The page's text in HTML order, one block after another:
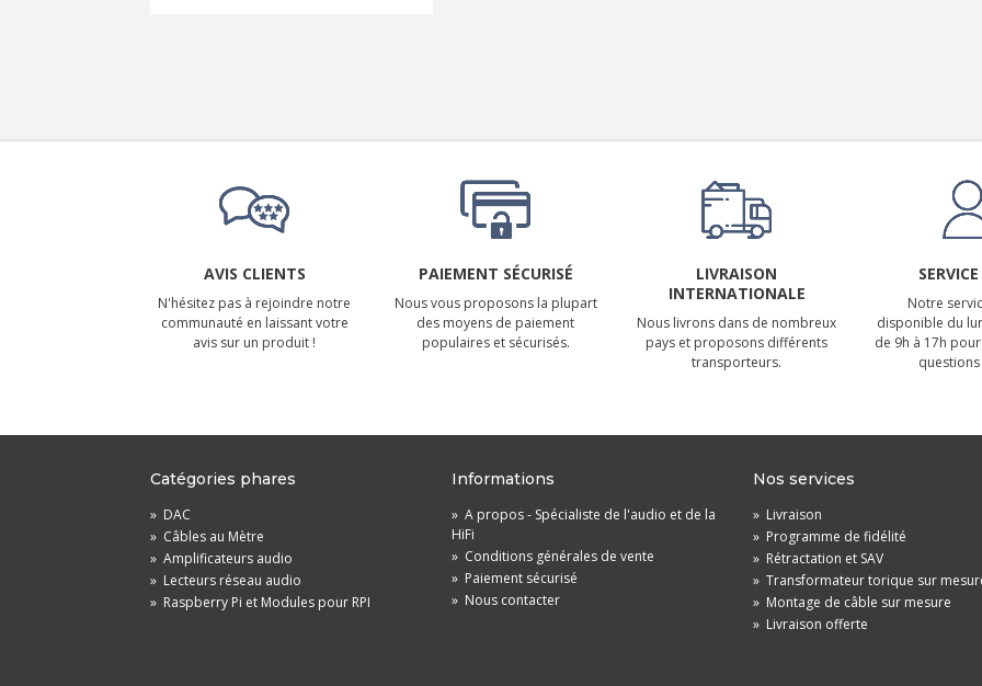
AVIS CLIENTS
N'hésitez pas à rejoindre notre
communauté en laissant votre
avis sur un produit !
PAIEMENT SÉCURISÉ
Nous vous proposons la plupart
des moyens de paiement
populaires et sécurisés.
LIVRAISON
INTERNATIONALE
Nous livrons dans de nombreux
pays et proposons différents
transporteurs.
Notre
disponible du
de 9h à 17h
Catégories phares
» DAC
» Câbles au Mètre
» Amplificateurs audio
» Lecteurs réseau audio
» Raspberry Pi et Modules pour RPI
Informations
» A propos - Spécialiste de l'audio et de la
HiFi
» Conditions générales de vente
» Paiement sécurisé
» Nous contacter
Nos services
» Livraison
» Programme de fidélité
» Rétractation et SAV
» Transformateur torique sur
» Montage de câble sur mesure
» Livraison offerte